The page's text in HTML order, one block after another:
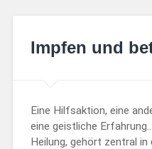
Impfen und
Eine Hilfsaktion, eine
eine geistliche
Heilung, gehört zentral